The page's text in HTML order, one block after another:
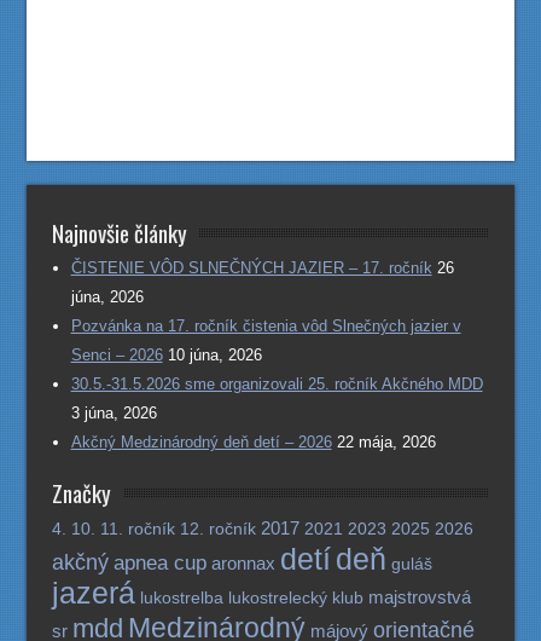
Najnovšie články
ČISTENIE VÔD SLNEČNÝCH JAZIER – 17. ročník 26
júna, 2026
Pozvánka na 17. ročník čistenia vôd Slnečných jazier v
Senci – 2026 10 júna, 2026
30.5.-31.5.2026 sme organizovali 25. ročník Akčného MDD
3 júna, 2026
Akčný Medzinárodný deň detí – 2026 22 mája, 2026
Značky
4. 10. 11. ročník 12. ročník 2017 2021 2023 2025 2026
akčný apnea cup aronnax detídeň guláš
jazerá lukostrelba lukostrelecký klub majstrovstvá
sr mdd Medzinárodný májový orientačné